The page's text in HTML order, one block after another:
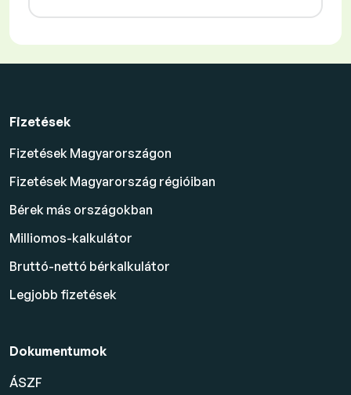
Fizetések
Fizetések Magyarországon
Fizetések Magyarország régióiban
Bérek más országokban
Milliomos-kalkulátor
Bruttó-nettó bérkalkulátor
Legjobb fizetések
Dokumentumok
ÁSZF